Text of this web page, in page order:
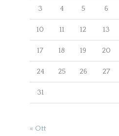
3 4 5 6
10 11 12 13
17 18 19 20
24 25 26 27
31
« Ott